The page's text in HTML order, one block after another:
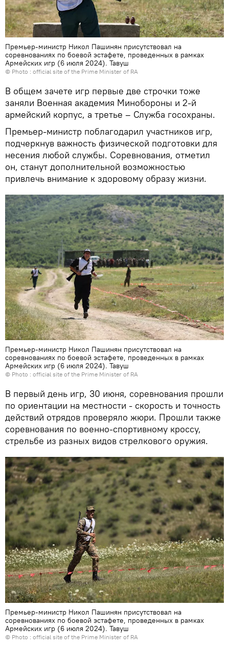
Премьер-министр Никол Пашинян присутствовал на
соревнованиях по боевой эстафете, проведенных в рамках
Армейских игр (6 июля 2024). Тавуш
© Photo : official site of the Prime Minister of RA
В общем зачете игр первые две строчки тоже
заняли Военная академия Минобороны и 2-й
армейский корпус, а третье – Служба госохраны.
Премьер-министр поблагодарил участников игр,
подчеркнув важность физической подготовки для
несения любой службы. Соревнования, отметил
он, станут дополнительной возможностью
привлечь внимание к здоровому образу жизни.
Премьер-министр Никол Пашинян присутствовал на
соревнованиях по боевой эстафете, проведенных в рамках
Армейских игр (6 июля 2024). Тавуш
© Photo : official site of the Prime Minister of RA
В первый день игр, 30 июня, соревнования прошли
по ориентации на местности - скорость и точность
действий отрядов проверяло жюри. Прошли также
соревнования по военно-спортивному кроссу,
стрельбе из разных видов стрелкового оружия.
Премьер-министр Никол Пашинян присутствовал на
соревнованиях по боевой эстафете, проведенных в рамках
Армейских игр (6 июля 2024). Тавуш
© Photo : official site of the Prime Minister of RA